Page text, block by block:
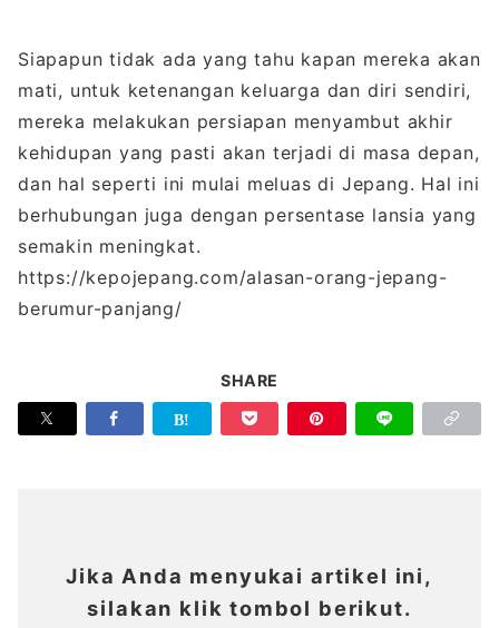
Siapapun tidak ada yang tahu kapan mereka akan
mati, untuk ketenangan keluarga dan diri sendiri,
mereka melakukan persiapan menyambut akhir
kehidupan yang pasti akan terjadi di masa depan,
dan hal seperti ini mulai meluas di Jepang. Hal ini
berhubungan juga dengan persentase lansia yang
semakin meningkat.
https://kepojepang.com/alasan-orang-jepang-
berumur-panjang/
SHARE
Jika Anda menyukai artikel ini,
silakan klik tombol berikut.